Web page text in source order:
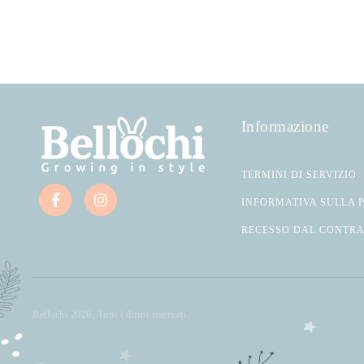
Informazione
TERMINI DI SERVIZIO
INFORMATIVA SULLA
RECESSO DAL